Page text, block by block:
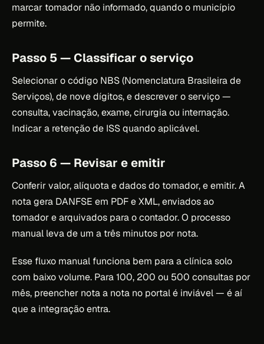
marcar tomador não informado, quando o município
permite.
Passo 5 — Classificar o serviço
Selecionar o código NBS (Nomenclatura Brasileira de
Serviços), de nove dígitos, e descrever o serviço —
consulta, vacinação, exame, cirurgia ou internação.
Indicar a retenção de ISS quando aplicável.
Passo 6 — Revisar e emitir
Conferir valor, alíquota e dados do tomador, e emitir. A
nota gera DANFSE em PDF e XML, enviados ao
tomador e arquivados para o contador. O processo
manual leva de um a três minutos por nota.
Esse fluxo manual funciona bem para a clínica solo
com baixo volume. Para 100, 200 ou 500 consultas por
mês, preencher nota a nota no portal é inviável — é aí
que a integração entra.